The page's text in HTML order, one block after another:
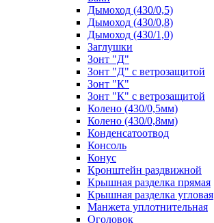
Дымоход (430/0,5)
Дымоход (430/0,8)
Дымоход (430/1,0)
Заглушки
Зонт "Д"
Зонт "Д" с ветрозащитой
Зонт "К"
Зонт "К" с ветрозащитой
Колено (430/0,5мм)
Колено (430/0,8мм)
Конденсатоотвод
Консоль
Конус
Кронштейн раздвижной
Крышная разделка прямая
Крышная разделка угловая
Манжета уплотнительная
Оголовок